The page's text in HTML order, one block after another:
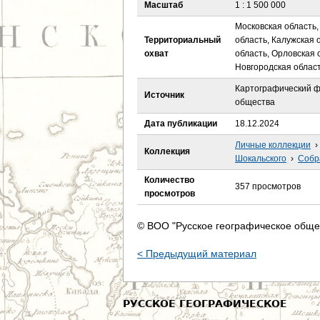
е
с
Масштаб 1 : 1 500 000
Территориальный
охват
Московская
область, Калужская
область, Орловская
Новгородская
Источник
Картографический
общества
Дата публикации 18.12.2024
Коллекция
Личные коллекции ›
Шокальского ›
Количество
просмотров
357 просмотров
© ВОО "Русское географическое
< Предыдущий материал
РУССКОЕ ГЕОГРАФИЧЕСКОЕ